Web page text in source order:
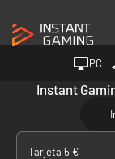
PC
Instant
Tarjeta 5 €